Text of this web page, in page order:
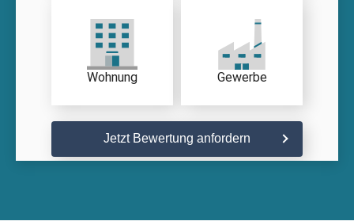
Wohnung Gewerbe
Jetzt Bewertung anfordern